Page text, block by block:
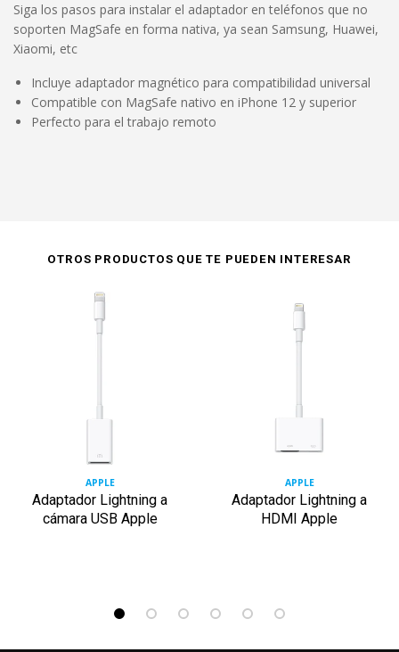
Siga los pasos para instalar el adaptador en teléfonos que no
soporten MagSafe en forma nativa, ya sean Samsung, Huawei,
Xiaomi, etc
Incluye adaptador magnético para compatibilidad universal
Compatible con MagSafe nativo en iPhone 12 y superior
Perfecto para el trabajo remoto
OTROS PRODUCTOS QUE TE PUEDEN INTERESAR
APPLE
Adaptador Lightning a
cámara USB Apple
APPLE
Adaptador Lightning a
HDMI Apple